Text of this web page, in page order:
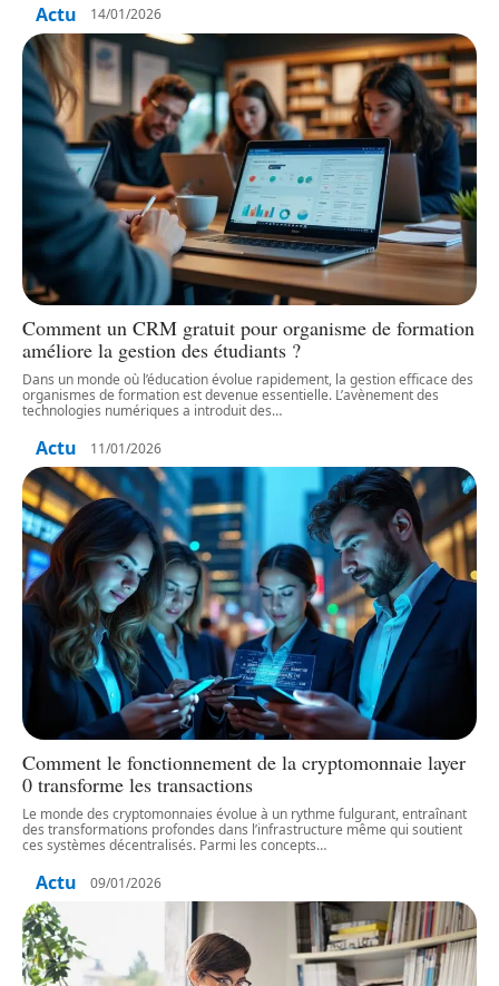
Actu 14/01/2026
Comment un CRM gratuit pour organisme de formation
améliore la gestion des étudiants ?
Dans un monde où l’éducation évolue rapidement, la gestion efficace des
organismes de formation est devenue essentielle. L’avènement des
technologies numériques a introduit des…
Actu 11/01/2026
Comment le fonctionnement de la cryptomonnaie layer
0 transforme les transactions
Le monde des cryptomonnaies évolue à un rythme fulgurant, entraînant
des transformations profondes dans l’infrastructure même qui soutient
ces systèmes décentralisés. Parmi les concepts…
Actu 09/01/2026